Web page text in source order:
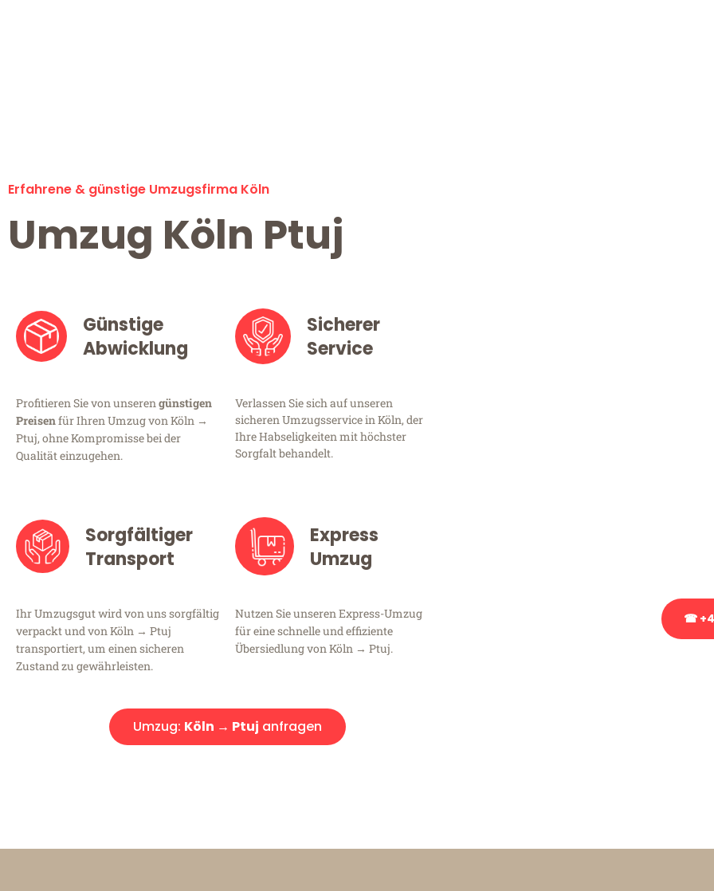
Erfahrene & günstige Umzugsfirma Köln
Umzug Köln Ptuj
Günstige
Abwicklung
Profitieren Sie von unserengünstigen
Preisenfür Ihren Umzug von Köln →
Ptuj, ohne Kompromisse bei der
Qualität einzugehen.
Sicherer
Service
Verlassen Sie sich auf unseren
sicheren Umzugsservice in Köln, der
Ihre Habseligkeiten mit höchster
Sorgfalt behandelt.
Sorgfältiger
Transport
Ihr Umzugsgut wird von uns sorgfältig
verpackt und von Köln → Ptuj
transportiert, um einen sicheren
Zustand zu gewährleisten.
Express
Umzug
Nutzen Sie unseren Express-Umzug
für eine schnelle und effiziente
Übersiedlung von Köln → Ptuj.
Umzug: Köln → Ptuj anfragen
☎